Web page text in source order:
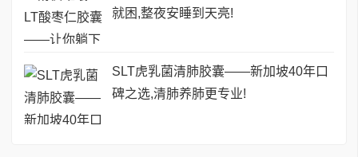
就困,整夜安睡到天亮!
SLT虎乳菌清肺胶囊——新加坡40年口
碑之选,清肺养肺更专业!